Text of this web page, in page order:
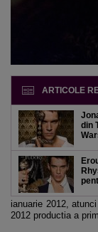
ARTICOLE
din
ianuarie 2012,
2012 productia a